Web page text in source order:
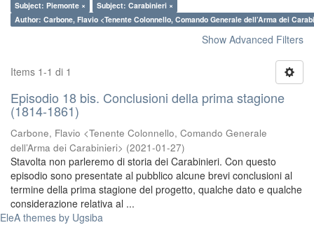
Subject: Piemonte ×
Subject: Carabinieri ×
Author: Carbone, Flavio <Tenente Colonnello, Comando Generale dell’Arma dei
Show Advanced Filters
Items 1-1 di 1
Episodio 18 bis. Conclusioni della prima stagione
(1814-1861)
Carbone, Flavio <Tenente Colonnello, Comando Generale
dell’Arma dei Carabinieri> (2021-01-27)
Stavolta non parleremo di storia dei Carabinieri. Con questo
episodio sono presentate al pubblico alcune brevi conclusioni al
termine della prima stagione del progetto, qualche dato e qualche
considerazione relativa al ...
EleA themes by Ugsiba